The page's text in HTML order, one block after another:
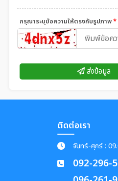
กรุณาระบุข้อความให้ตรงกับรูปภาพ*
ส่งข้อมูล
ติดต่อเรา
จันทร์-ศุกร์ :
092-296-